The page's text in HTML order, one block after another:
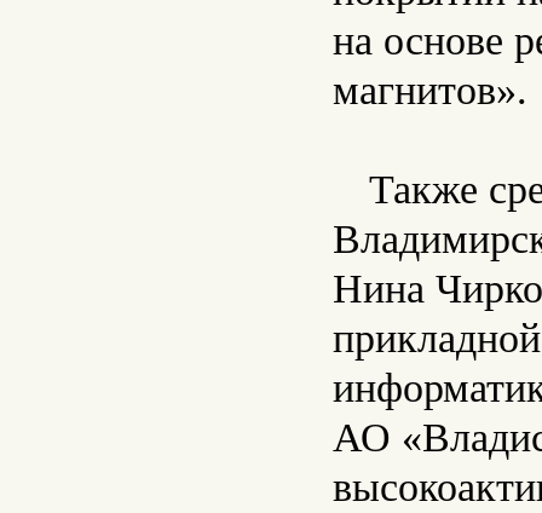
на основе
магнитов».
Также
Нина
АО